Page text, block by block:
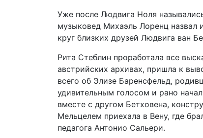
Уже после Людвига Ноля
музыковед Михаэль Лоренц назвал
круг близких друзей Людвига ван
Рита Стеблин проработала все
австрийских архивах, пришла к
всего об Элизе Баренсфельд,
удивительным голосом и рано
вместе с другом Бетховена,
Мельцелем приехала в Вену, где
педагога Антонио Сальери.